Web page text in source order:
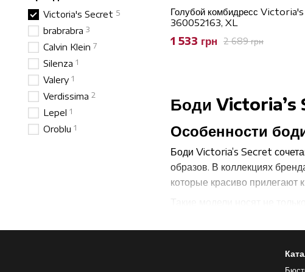
Боди Victoria’s
Особенности
Боди Victoria’s Secret
образов. В коллекциях
которые красиво прилегают
создать более собранный
Голубой комбидресс
360052163, XL
2 689 грн
1 533 грн
Victoria's Secret 5
brabrabra 3
Calvin Klein 7
Silenza 1
Valery 1
Verdissima 2
Lepel 1
Oroblu 1